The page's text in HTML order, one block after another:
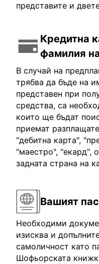
представите и
Кредитна
фамилия
В случай на
трябва да бъде на
представен при
средства, са
които ще бъдат
приемат
"дебитна карта",
"маестро", "екард",
задната страна на
Вашият
Необходими
изисква и
самоличност като
Шофьорската